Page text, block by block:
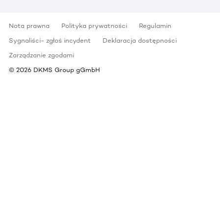
Nota prawna Polityka prywatności
Regulamin
Sygnaliści- zgłoś incydent
Deklaracja dostępności
Zarządzanie zgodami
© 2026 DKMS Group gGmbH